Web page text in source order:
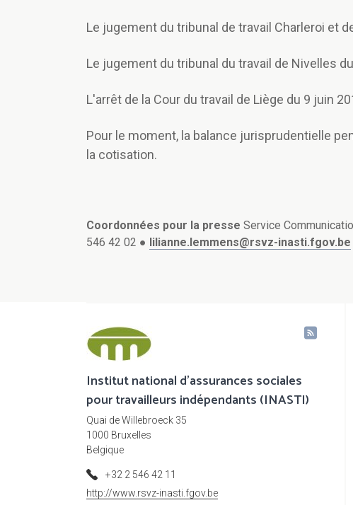
Le jugement du tribunal de travail Charleroi et
Le jugement du tribunal du travail de Nivelles
L'arrêt de la Cour du travail de Liège du 9 juin
Pour le moment, la balance jurisprudentielle
la cotisation.
Coordonnées pour la presse Service
546 42 02 ● lilianne.lemmens@rsvz-inasti.fgov.be
Institut national d'assurances sociales
pour travailleurs indépendants (INASTI)
Quai de Willebroeck 35
1000 Bruxelles
Belgique
+32 2 546 42 11
http://www.rsvz-inasti.fgov.be